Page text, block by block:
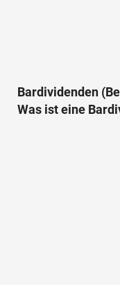
Bardividenden
Was ist eine